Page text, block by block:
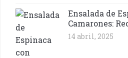
Ensalada de
Camarones:
14 abril, 2025